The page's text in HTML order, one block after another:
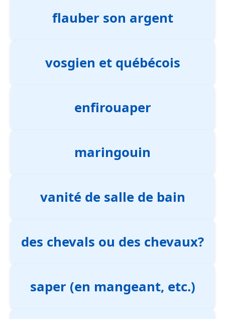
flauber son argent
vosgien et québécois
enfirouaper
maringouin
vanité de salle de bain
des chevals ou des chevaux?
saper (en mangeant, etc.)